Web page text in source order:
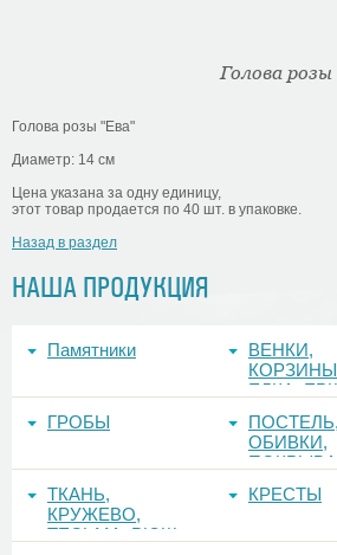
НАША ПРОДУКЦИЯ
Памятники
ВЕНКИ,
ЕЛКА,
ГРОБЫ
ПОСТЕЛЬ,
ОБИВКИ,
ТКАНЬ,
КРУЖЕВО,
ТЕСЬМА, РЮШ
КРЕСТЫ
Голова
Голова розы "Ева"
Диаметр: 14 см
Цена указана за одну единицу,
этот товар продается по 40 шт. в упаковке.
Назад в раздел